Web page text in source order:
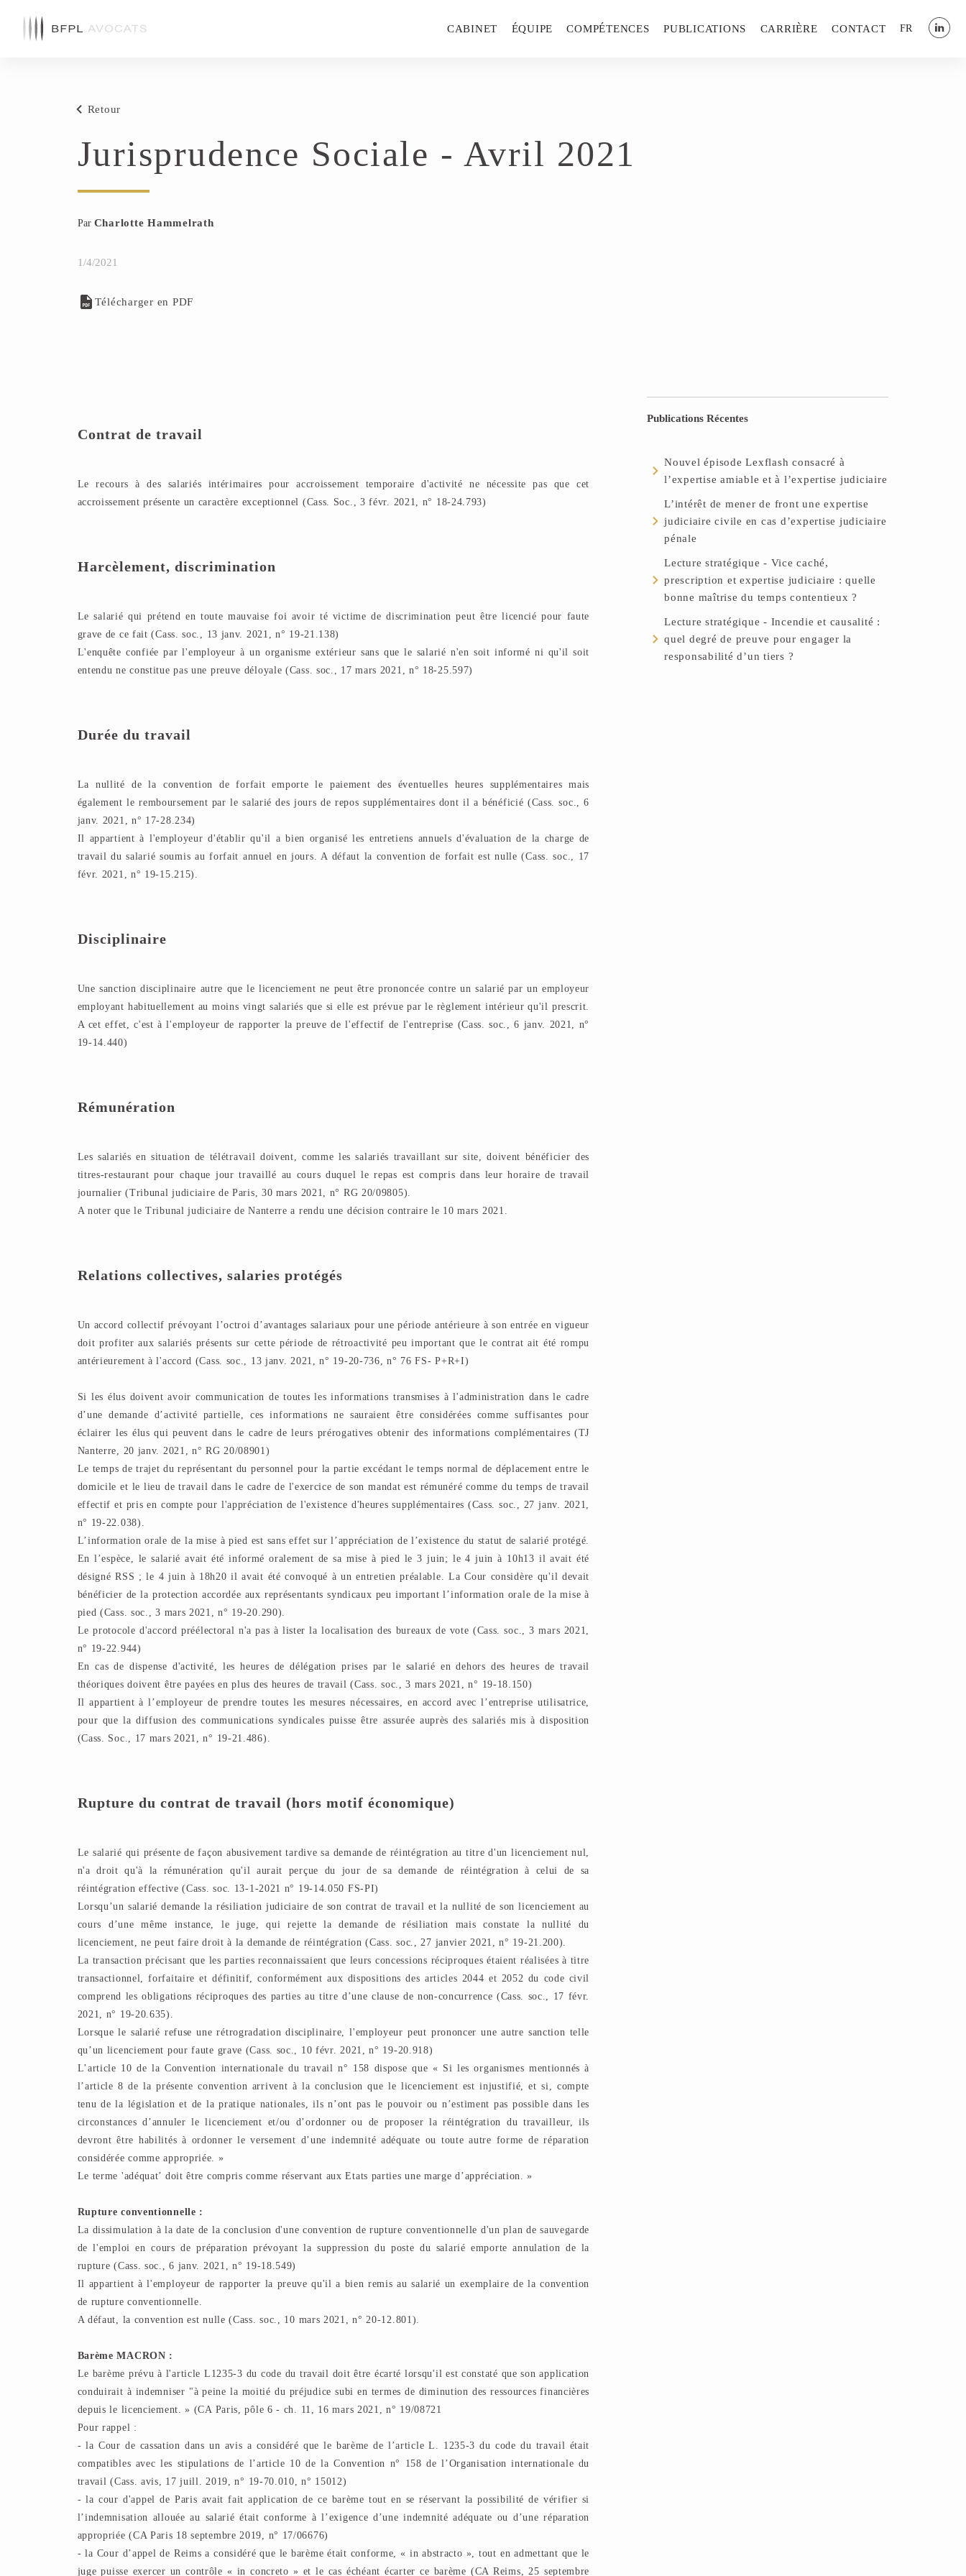
CABINET ÉQUIPE COMPÉTENCES PUBLICATIONS CARRIÈRE CONTACT FR
Retour
Jurisprudence Sociale - Avril 2021
Par Charlotte Hammelrath
1/4/2021
Télécharger en PDF
Contrat de travail
Le recours à des salariés intérimaires pour accroissement temporaire d'activité ne nécessite pas que cet
accroissement présente un caractère exceptionnel (Cass. Soc., 3 févr. 2021, n° 18-24.793)
Harcèlement, discrimination
Le salarié qui prétend en toute mauvaise foi avoir té victime de discrimination peut être licencié pour faute
grave de ce fait (Cass. soc., 13 janv. 2021, n° 19-21.138)
L'enquête confiée par l'employeur à un organisme extérieur sans que le salarié n'en soit informé ni qu'il soit
entendu ne constitue pas une preuve déloyale (Cass. soc., 17 mars 2021, n° 18-25.597)
Durée du travail
La nullité de la convention de forfait emporte le paiement des éventuelles heures supplémentaires mais
également le remboursement par le salarié des jours de repos supplémentaires dont il a bénéficié (Cass. soc., 6
janv. 2021, n° 17-28.234)
Il appartient à l'employeur d'établir qu'il a bien organisé les entretiens annuels d'évaluation de la charge de
travail du salarié soumis au forfait annuel en jours. A défaut la convention de forfait est nulle (Cass. soc., 17
févr. 2021, n° 19-15.215).
Disciplinaire
Une sanction disciplinaire autre que le licenciement ne peut être prononcée contre un salarié par un employeur
employant habituellement au moins vingt salariés que si elle est prévue par le règlement intérieur qu'il prescrit.
A cet effet, c'est à l'employeur de rapporter la preuve de l'effectif de l'entreprise (Cass. soc., 6 janv. 2021, n°
19-14.440)
Rémunération
Les salariés en situation de télétravail doivent, comme les salariés travaillant sur site, doivent bénéficier des
titres-restaurant pour chaque jour travaillé au cours duquel le repas est compris dans leur horaire de travail
journalier (Tribunal judiciaire de Paris, 30 mars 2021, n° RG 20/09805).
A noter que le Tribunal judiciaire de Nanterre a rendu une décision contraire le 10 mars 2021.
Relations collectives, salaries protégés
Un accord collectif prévoyant l’octroi d’avantages salariaux pour une période antérieure à son entrée en vigueur
doit profiter aux salariés présents sur cette période de rétroactivité peu important que le contrat ait été rompu
antérieurement à l'accord (Cass. soc., 13 janv. 2021, n° 19-20-736, n° 76 FS- P+R+I)
Si les élus doivent avoir communication de toutes les informations transmises à l'administration dans le cadre
d’une demande d’activité partielle, ces informations ne sauraient être considérées comme suffisantes pour
éclairer les élus qui peuvent dans le cadre de leurs prérogatives obtenir des informations complémentaires (TJ
Nanterre, 20 janv. 2021, n° RG 20/08901)
Le temps de trajet du représentant du personnel pour la partie excédant le temps normal de déplacement entre le
domicile et le lieu de travail dans le cadre de l'exercice de son mandat est rémunéré comme du temps de travail
effectif et pris en compte pour l'appréciation de l'existence d'heures supplémentaires (Cass. soc., 27 janv. 2021,
n° 19-22.038).
L’information orale de la mise à pied est sans effet sur l’appréciation de l’existence du statut de salarié protégé.
En l’espèce, le salarié avait été informé oralement de sa mise à pied le 3 juin; le 4 juin à 10h13 il avait été
désigné RSS ; le 4 juin à 18h20 il avait été convoqué à un entretien préalable. La Cour considère qu'il devait
bénéficier de la protection accordée aux représentants syndicaux peu important l’information orale de la mise à
pied (Cass. soc., 3 mars 2021, n° 19-20.290).
Le protocole d'accord préélectoral n'a pas à lister la localisation des bureaux de vote (Cass. soc., 3 mars 2021,
n° 19-22.944)
En cas de dispense d'activité, les heures de délégation prises par le salarié en dehors des heures de travail
théoriques doivent être payées en plus des heures de travail (Cass. soc., 3 mars 2021, n° 19-18.150)
Il appartient à l’employeur de prendre toutes les mesures nécessaires, en accord avec l’entreprise utilisatrice,
pour que la diffusion des communications syndicales puisse être assurée auprès des salariés mis à disposition
(Cass. Soc., 17 mars 2021, n° 19-21.486).
Rupture du contrat de travail (hors motif économique)
Le salarié qui présente de façon abusivement tardive sa demande de réintégration au titre d'un licenciement nul,
n'a droit qu'à la rémunération qu'il aurait perçue du jour de sa demande de réintégration à celui de sa
réintégration effective (Cass. soc. 13-1-2021 n° 19-14.050 FS-PI)
Lorsqu’un salarié demande la résiliation judiciaire de son contrat de travail et la nullité de son licenciement au
cours d’une même instance, le juge, qui rejette la demande de résiliation mais constate la nullité du
licenciement, ne peut faire droit à la demande de réintégration (Cass. soc., 27 janvier 2021, n° 19-21.200).
La transaction précisant que les parties reconnaissaient que leurs concessions réciproques étaient réalisées à titre
transactionnel, forfaitaire et définitif, conformément aux dispositions des articles 2044 et 2052 du code civil
comprend les obligations réciproques des parties au titre d’une clause de non-concurrence (Cass. soc., 17 févr.
2021, n° 19-20.635).
Lorsque le salarié refuse une rétrogradation disciplinaire, l'employeur peut prononcer une autre sanction telle
qu’un licenciement pour faute grave (Cass. soc., 10 févr. 2021, n° 19-20.918)
L’article 10 de la Convention internationale du travail n° 158 dispose que « Si les organismes mentionnés à
l’article 8 de la présente convention arrivent à la conclusion que le licenciement est injustifié, et si, compte
tenu de la législation et de la pratique nationales, ils n’ont pas le pouvoir ou n’estiment pas possible dans les
circonstances d’annuler le licenciement et/ou d’ordonner ou de proposer la réintégration du travailleur, ils
devront être habilités à ordonner le versement d’une indemnité adéquate ou toute autre forme de réparation
considérée comme appropriée. »
Le terme 'adéquat’ doit être compris comme réservant aux Etats parties une marge d’appréciation. »
Rupture conventionnelle :
La dissimulation à la date de la conclusion d'une convention de rupture conventionnelle d'un plan de sauvegarde
de l'emploi en cours de préparation prévoyant la suppression du poste du salarié emporte annulation de la
rupture (Cass. soc., 6 janv. 2021, n° 19-18.549)
Il appartient à l'employeur de rapporter la preuve qu'il a bien remis au salarié un exemplaire de la convention
de rupture conventionnelle.
A défaut, la convention est nulle (Cass. soc., 10 mars 2021, n° 20-12.801).
Barème MACRON :
Le barème prévu à l'article L1235-3 du code du travail doit être écarté lorsqu'il est constaté que son application
conduirait à indemniser "à peine la moitié du préjudice subi en termes de diminution des ressources financières
depuis le licenciement. » (CA Paris, pôle 6 - ch. 11, 16 mars 2021, n° 19/08721
Pour rappel :
- la Cour de cassation dans un avis a considéré que le barème de l’article L. 1235-3 du code du travail était
compatibles avec les stipulations de l’article 10 de la Convention n° 158 de l’Organisation internationale du
travail (Cass. avis, 17 juill. 2019, n° 19-70.010, n° 15012)
- la cour d'appel de Paris avait fait application de ce barème tout en se réservant la possibilité de vérifier si
l’indemnisation allouée au salarié était conforme à l’exigence d’une indemnité adéquate ou d’une réparation
appropriée (CA Paris 18 septembre 2019, n° 17/06676)
- la Cour d’appel de Reims a considéré que le barème était conforme, « in abstracto », tout en admettant que le
juge puisse exercer un contrôle « in concreto » et le cas échéant écarter ce barème (CA Reims, 25 septembre
Publications Récentes
Nouvel épisode Lexflash consacré à
l’expertise amiable et à l’expertise judiciaire
L’intérêt de mener de front une expertise
judiciaire civile en cas d’expertise judiciaire
pénale
Lecture stratégique - Vice caché,
prescription et expertise judiciaire : quelle
bonne maîtrise du temps contentieux ?
Lecture stratégique - Incendie et causalité :
quel degré de preuve pour engager la
responsabilité d’un tiers ?